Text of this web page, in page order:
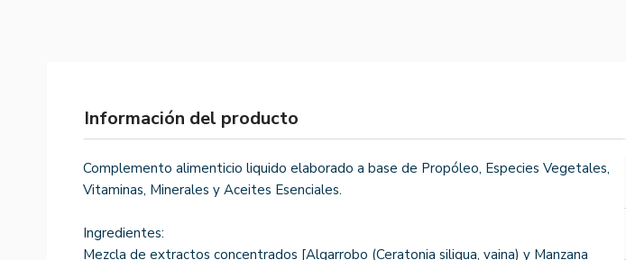
Información del producto
Complemento alimenticio liquido elaborado a base de Propóleo, Especies Vegetales,
Vitaminas, Minerales y Aceites Esenciales.
Ingredientes:
Mezcla de extractos concentrados [Algarrobo (Ceratonia siliqua, vaina) y Manzana